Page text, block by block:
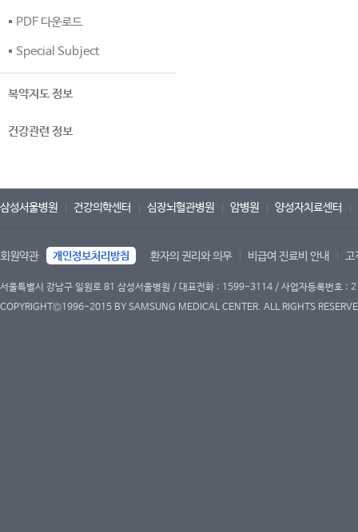
PDF 다운로드
Special Subject
복약지도 정보
건강관련 정보
삼성서울병원 건강의학센터 심장뇌혈관병원 암병원 양성자치료센터
회원약관 개인정보처리방침 환자의 권리와 의무 비급여 진료비 안내 고
서울특별시 강남구 일원로 81 삼성서울병원 / 대표전화 : 1599-3114 / 사업자등록번호
COPYRIGHT©1996-2015 BY SAMSUNG MEDICAL CENTER. ALL RIGHTS